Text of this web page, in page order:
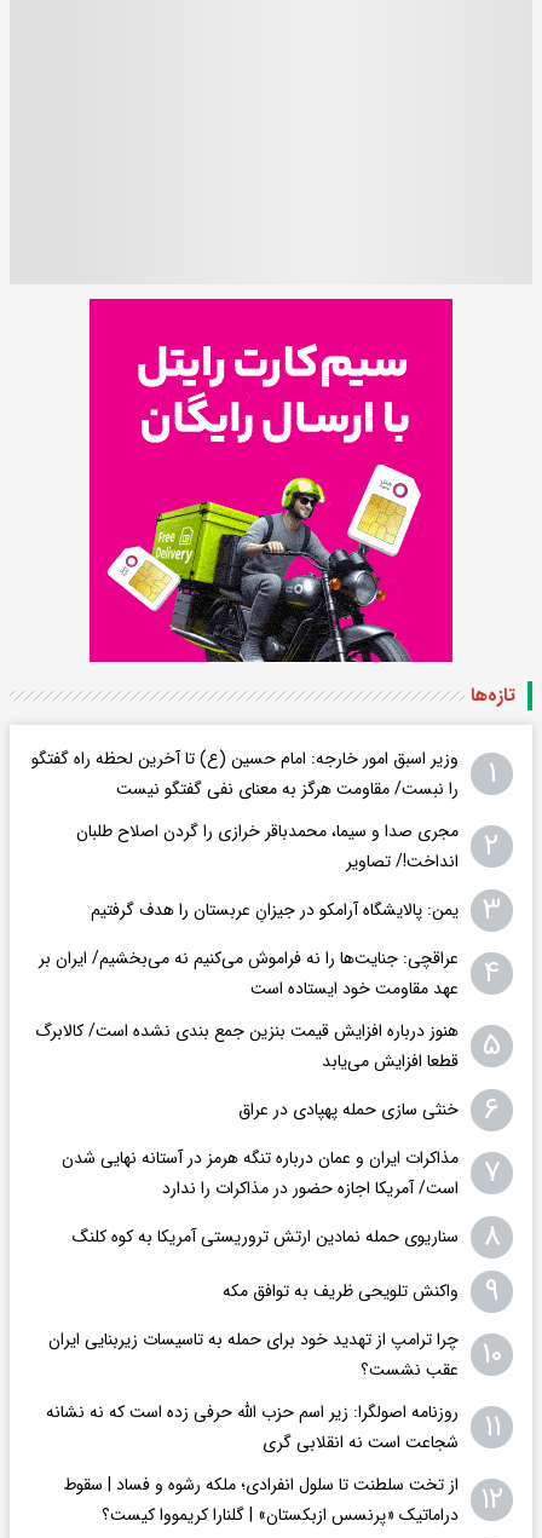
تازه‌ها
۱
وزیر اسبق امور خارجه: امام حسین (ع) تا آخرین لحظه راه گفتگو
را نبست/ مقاومت هرگز به معنای نفی گفتگو نیست
۲
مجری صدا و سیما، محمدباقر خرازی را گردن اصلاح طلبان
انداخت!/ تصاویر
۳ یمن: پالایشگاه آرامکو در جیزانِ عربستان را هدف گرفتیم
۴
عراقچی: جنایت‌ها را نه فراموش می‌کنیم نه می‌بخشیم/ ایران بر
عهد مقاومت خود ایستاده است
۵
هنوز درباره افزایش قیمت بنزین جمع بندی نشده است/ کالابرگ
قطعا افزایش می‌یابد
۶ خنثی سازی حمله پهپادی در عراق
۷
مذاکرات ایران و عمان درباره تنگه هرمز در آستانه نهایی شدن
است/ آمریکا اجازه حضور در مذاکرات را ندارد
۸ سناریوی حمله نمادین ارتش تروریستی آمریکا به کوه کلنگ
۹ واکنش تلویحی ظریف به توافق مکه
۱۰
چرا ترامپ از تهدید خود برای حمله به تاسیسات زیربنایی ایران
عقب نشست؟
۱۱
روزنامه اصولگرا: زیر اسم حزب الله حرفی زده است که نه نشانه
شجاعت است نه انقلابی گری
۱۲
از تخت سلطنت تا سلول انفرادی؛ ملکه رشوه و فساد | سقوط
دراماتیک «پرنسس ازبکستان» | گلنارا کریمووا کیست؟